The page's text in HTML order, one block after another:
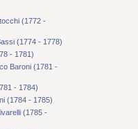
(1772 -
(1774 - 1778)
- 1781)
Baroni (1781 -
- 1784)
(1784 - 1785)
(1785 -